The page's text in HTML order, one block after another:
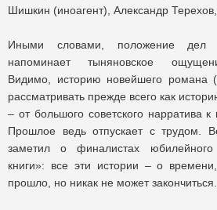
Шишкин (иноагент), Александр
Иными словами, положение дел
напоминает тыняновское
Видимо, историю новейшего романа
рассматривать прежде всего как
– от большого советского нарратива к
Прошлое ведь отпускает с трудом.
заметил о финалистах
книги»: все эти истории – о
прошло, но никак не может закончиться.